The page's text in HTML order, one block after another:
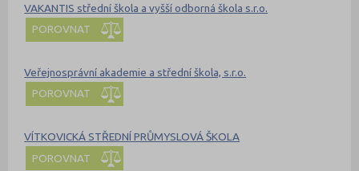
VAKANTIS střední škola a vyšší odborná škola s.r.o.
POROVNAT
Veřejnosprávní akademie a střední škola, s.r.o.
POROVNAT
VÍTKOVICKÁ STŘEDNÍ PRŮMYSLOVÁ ŠKOLA
POROVNAT